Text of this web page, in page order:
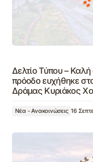
Δελτίο Τύπου –
πρόοδο ευχήθηκε
Δράμας Κυριάκος
Νέα - Ανακοινώσεις 16